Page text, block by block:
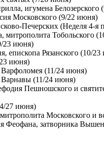
игумена Белозерского
Московского (9/22 июня)
Печерских (Неделя 4-я
митрополита Тобольского
23 июня)
епископа Рязанского (10/
июня)
Варфоломея (11/24 июня)
Варнавы (11/24 июня)
Пешношского и
27 июня)
Московского и
Феофана, затворника